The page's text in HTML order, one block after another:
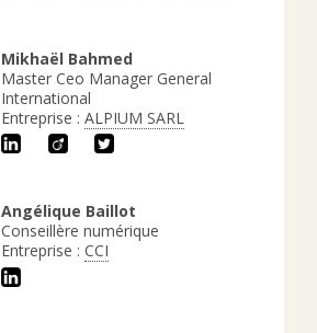
Mikhaël Bahmed
Master Ceo Manager General
International
Entreprise : ALPIUM SARL
Angélique Baillot
Conseillère numérique
Entreprise : CCI